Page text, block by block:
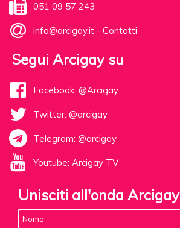
051 09 57 243
info@arcigay.it - Contatti
Segui Arcigay su
Facebook: @Arcigay
Twitter: @arcigay
Telegram: @arcigay
Youtube: Arcigay TV
Unisciti all'onda Arcigay